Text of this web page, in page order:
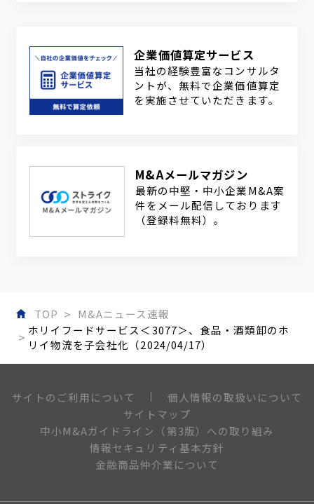
企業価値算定サービス
当社の経験豊富なコンサルタ
ントが、無料で企業価値算定
を実施させていただきます。
M&Aメールマガジン
最新の中堅・中小企業M&A案
件をメール配信しております
（登録料無料）。
TOP
M&Aニュース速報
ホリイフードサービス＜3077＞、食品・酒類卸のホ
リイ物流を子会社化（2024/04/17）
サイトのご利用について
個人情報の取扱いについて
サイトマップ
中小M&Aガイドライン（第3版）への取り組み
情報セキュリティ基本方針
金融商品仲介業について